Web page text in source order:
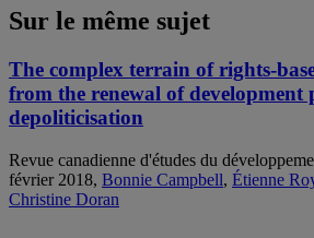
Sur le même sujet
The complex terrain of rights-
from the renewal of development
depoliticisation
Revue canadienne d'études du
février 2018, Bonnie Campbell, Étienne
Christine Doran